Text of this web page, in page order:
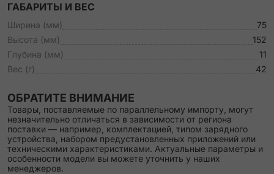
ГАБАРИТЫ И ВЕС
Ширина (мм)
75
Высота (мм)
152
Глубина (мм)
11
Вес (г)
42
ОБРАТИТЕ ВНИМАНИЕ
Товары, поставляемые по параллельному импорту, могут
незначительно отличаться в зависимости от региона
поставки — например, комплектацией, типом зарядного
устройства, набором предустановленных приложений или
техническими характеристиками. Актуальные параметры и
особенности модели вы можете уточнить у наших
менеджеров.